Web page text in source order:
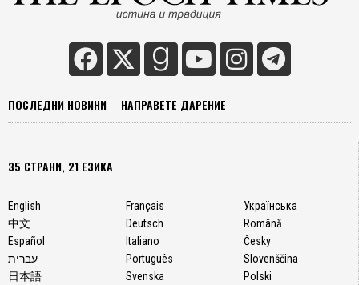
ПОСЛЕДНИ НОВИНИ НАПРАВЕТЕ ДАРЕНИЕ
35 СТРАНИ, 21 ЕЗИКА
English
中文
Español
עברית
日本語
Français
Deutsch
Italiano
Português
Svenska
Українська
Română
Česky
Slovenščina
Polski